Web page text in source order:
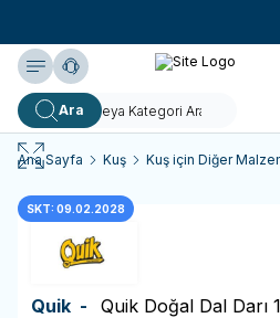
Yardım
Ara
Ana Sayfa Kuş Kuş için Diğer
SKT: 09.02.2028
Quik - Quik Doğal Dal Darı